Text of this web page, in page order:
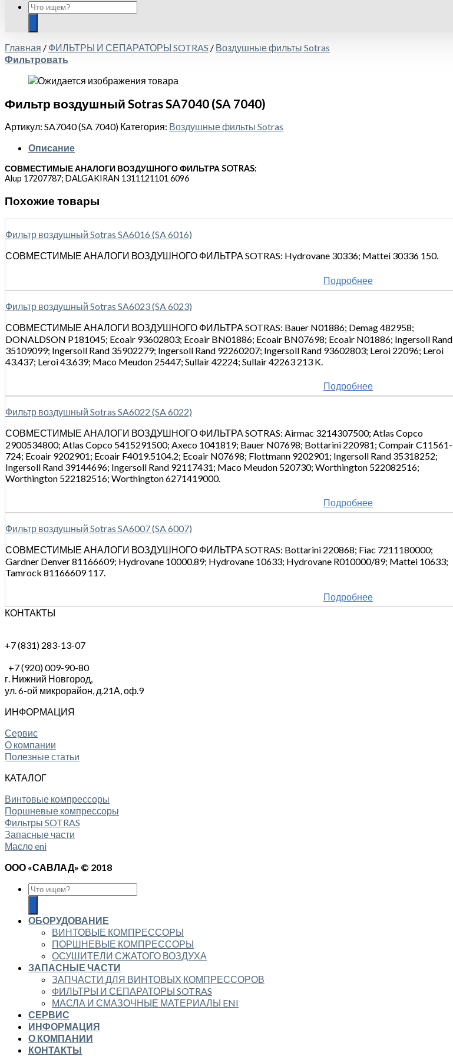
Главная / ФИЛЬТРЫ И СЕПАРАТОРЫ SOTRAS / Воздушные фильты Sotras
Фильтровать
Фильтр воздушный Sotras SA7040 (SA 7040)
Артикул: SA7040 (SA 7040) Категория: Воздушные фильты Sotras
Описание
СОВМЕСТИМЫЕ АНАЛОГИ ВОЗДУШНОГО ФИЛЬТРА SOTRAS:
Alup 17207787; DALGAKIRAN 1311121101 6096
Похожие товары
Фильтр воздушный Sotras SA6016 (SA 6016)
СОВМЕСТИМЫЕ АНАЛОГИ ВОЗДУШНОГО ФИЛЬТРА SOTRAS: Hydrovane 30336; Mattei 30336 150.
Подробнее
Фильтр воздушный Sotras SA6023 (SA 6023)
СОВМЕСТИМЫЕ АНАЛОГИ ВОЗДУШНОГО ФИЛЬТРА SOTRAS: Bauer N01886; Demag 482958;
DONALDSON P181045; Ecoair 93602803; Ecoair BN01886; Ecoair BN07698; Ecoair N01886; Ingersoll Rand
35109099; Ingersoll Rand 35902279; Ingersoll Rand 92260207; Ingersoll Rand 93602803; Leroi 22096; Leroi
43.437; Leroi 43.639; Maco Meudon 25447; Sullair 42224; Sullair 42263 213 K.
Подробнее
Фильтр воздушный Sotras SA6022 (SA 6022)
СОВМЕСТИМЫЕ АНАЛОГИ ВОЗДУШНОГО ФИЛЬТРА SOTRAS: Airmac 3214307500; Atlas Copco
2900534800; Atlas Copco 5415291500; Axeco 1041819; Bauer N07698; Bottarini 220981; Compair C11561-
724; Ecoair 9202901; Ecoair F4019.5104.2; Ecoair N07698; Flottmann 9202901; Ingersoll Rand 35318252;
Ingersoll Rand 39144696; Ingersoll Rand 92117431; Maco Meudon 520730; Worthington 522082516;
Worthington 522182516; Worthington 6271419000.
Подробнее
Фильтр воздушный Sotras SA6007 (SA 6007)
СОВМЕСТИМЫЕ АНАЛОГИ ВОЗДУШНОГО ФИЛЬТРА SOTRAS: Bottarini 220868; Fiac 7211180000;
Gardner Denver 81166609; Hydrovane 10000.89; Hydrovane 10633; Hydrovane R010000/89; Mattei 10633;
Tamrock 81166609 117.
Подробнее
КОНТАКТЫ
+7 (831) 283-13-07
+7 (920) 009-90-80
г. Нижний Новгород,
ул. 6-ой микрорайон, д.21А,оф.9
ИНФОРМАЦИЯ
Сервис
О компании
Полезные статьи
КАТАЛОГ
Винтовые компрессоры
Поршневые компрессоры
Фильтры SOTRAS
Запасные части
Масло eni
ООО «САВЛАД» © 2018
ОБОРУДОВАНИЕ
ВИНТОВЫЕ КОМПРЕССОРЫ
ПОРШНЕВЫЕ КОМПРЕССОРЫ
ОСУШИТЕЛИ СЖАТОГО ВОЗДУХА
ЗАПАСНЫЕ ЧАСТИ
ЗАПЧАСТИ ДЛЯ ВИНТОВЫХ КОМПРЕССОРОВ
ФИЛЬТРЫ И СЕПАРАТОРЫ SOTRAS
МАСЛА И СМАЗОЧНЫЕ МАТЕРИАЛЫ ENI
СЕРВИС
ИНФОРМАЦИЯ
О КОМПАНИИ
КОНТАКТЫ